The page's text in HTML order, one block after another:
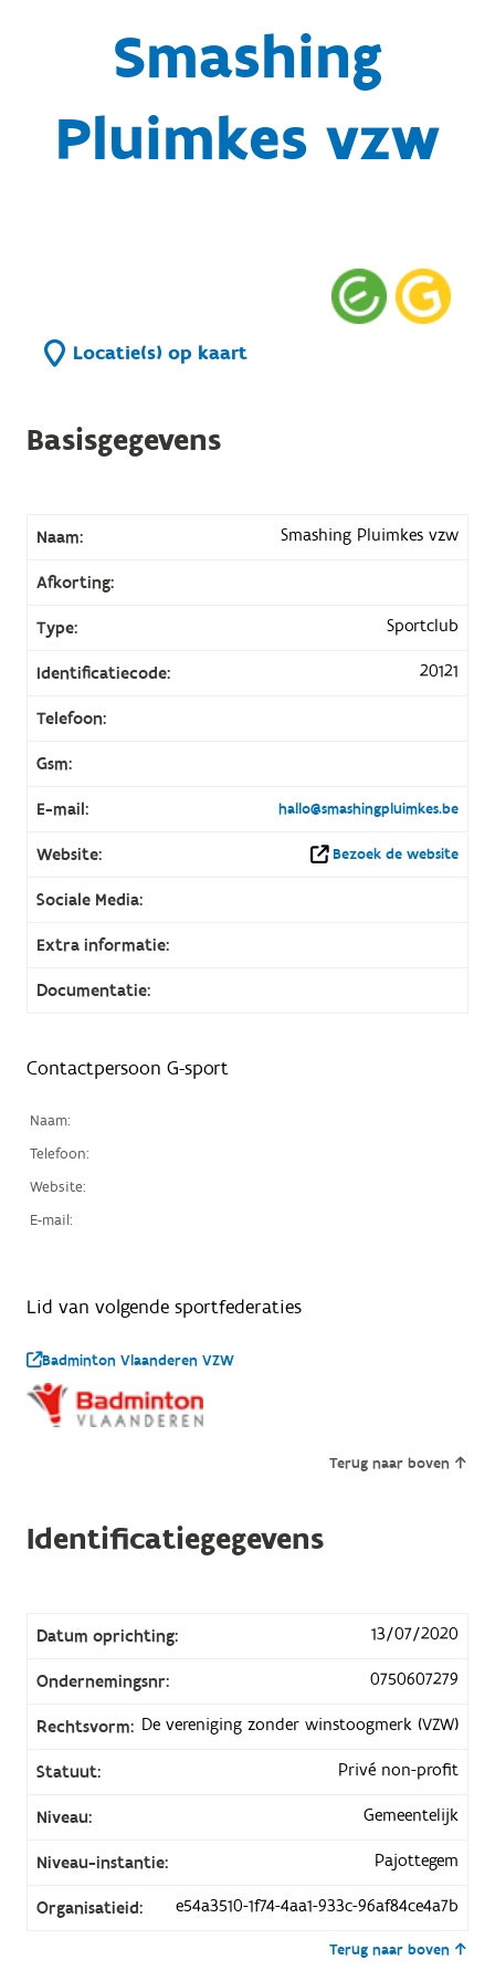
Smashing
Pluimkes vzw
Locatie(s) op kaart
Basisgegevens
Naam: Smashing Pluimkes vzw
Afkorting:
Type: Sportclub
Identificatiecode: 20121
Telefoon:
Gsm:
E-mail: hallo@smashingpluimkes.be
Website: Bezoek de website
Sociale Media:
Extra informatie:
Documentatie:
Contactpersoon G-sport
Naam:
Telefoon:
Website:
E-mail:
Lid van volgende sportfederaties
Badminton Vlaanderen VZW
Terug naar boven
Identificatiegegevens
Datum oprichting: 13/07/2020
Ondernemingsnr: 0750607279
Rechtsvorm: De vereniging zonder winstoogmerk (VZW)
Statuut: Privé non-profit
Niveau: Gemeentelijk
Niveau-instantie: Pajottegem
Organisatieid: e54a3510-1f74-4aa1-933c-96af84ce4a7b
Terug naar boven